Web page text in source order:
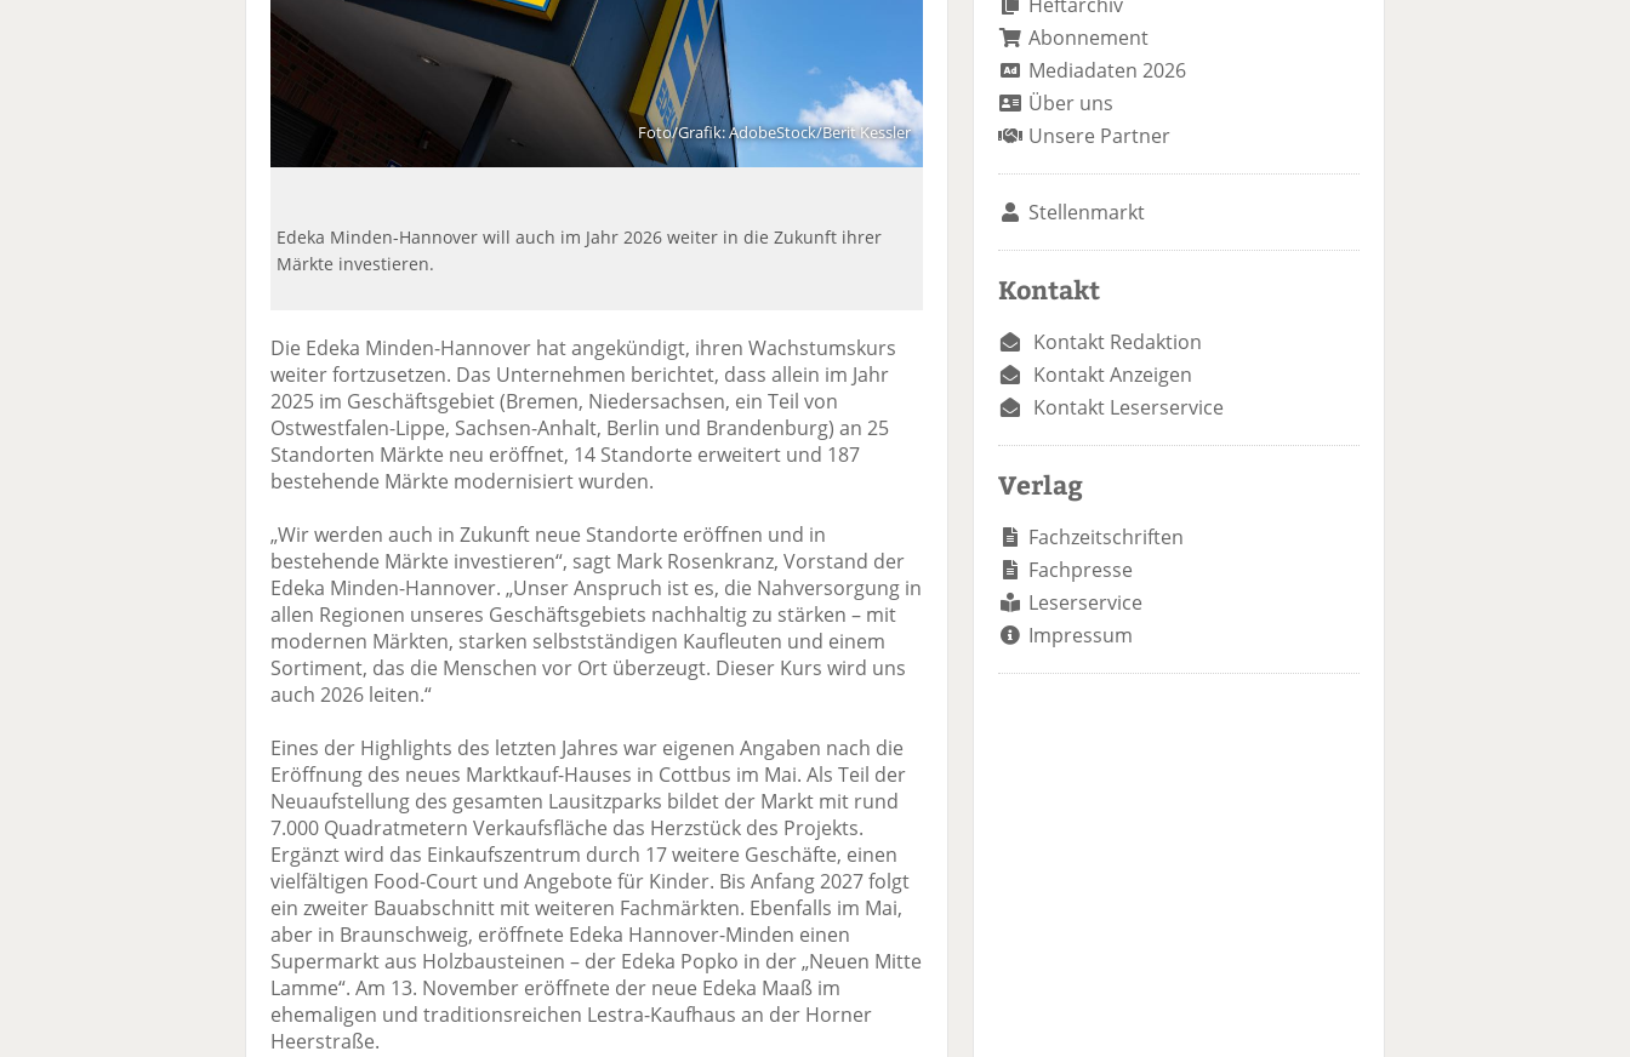
Foto/Grafik: AdobeStock/Berit Kessler
Edeka Minden-Hannover will auch im Jahr 2026 weiter in die Zukunft ihrer
Märkte investieren.
Die Edeka Minden-Hannover hat angekündigt, ihren Wachstumskurs
weiter fortzusetzen. Das Unternehmen berichtet, dass allein im Jahr
2025 im Geschäftsgebiet (Bremen, Niedersachsen, ein Teil von
Ostwestfalen-Lippe, Sachsen-Anhalt, Berlin und Brandenburg) an 25
Standorten Märkte neu eröffnet, 14 Standorte erweitert und 187
bestehende Märkte modernisiert wurden.
„Wir werden auch in Zukunft neue Standorte eröffnen und in
bestehende Märkte investieren“, sagt Mark Rosenkranz, Vorstand der
Edeka Minden-Hannover. „Unser Anspruch ist es, die Nahversorgung in
allen Regionen unseres Geschäftsgebiets nachhaltig zu stärken – mit
modernen Märkten, starken selbstständigen Kaufleuten und einem
Sortiment, das die Menschen vor Ort überzeugt. Dieser Kurs wird uns
auch 2026 leiten.“
Eines der Highlights des letzten Jahres war eigenen Angaben nach die
Eröffnung des neues Marktkauf-Hauses in Cottbus im Mai. Als Teil der
Neuaufstellung des gesamten Lausitzparks bildet der Markt mit rund
7.000 Quadratmetern Verkaufsfläche das Herzstück des Projekts.
Ergänzt wird das Einkaufszentrum durch 17 weitere Geschäfte, einen
vielfältigen Food-Court und Angebote für Kinder. Bis Anfang 2027 folgt
ein zweiter Bauabschnitt mit weiteren Fachmärkten. Ebenfalls im Mai,
aber in Braunschweig, eröffnete Edeka Hannover-Minden einen
Supermarkt aus Holzbausteinen – der Edeka Popko in der „Neuen Mitte
Lamme“. Am 13. November eröffnete der neue Edeka Maaß im
ehemaligen und traditionsreichen Lestra-Kaufhaus an der Horner
Heerstraße.
Abonnement
Mediadaten 2026
Über uns
Unsere Partner
Stellenmarkt
Kontakt
Kontakt Redaktion
Kontakt Anzeigen
Kontakt Leserservice
Verlag
Fachzeitschriften
Fachpresse
Leserservice
Impressum